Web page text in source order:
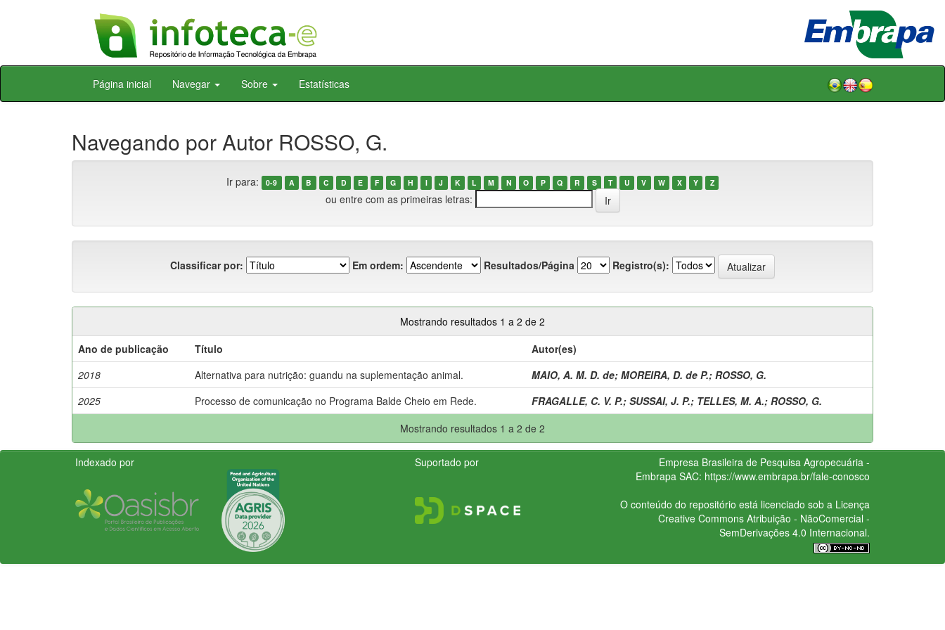
Skip
Página inicial Navegar Sobre Estatísticas
Navegando por Autor ROSSO, G.
Ir para: 0-9 A B C D E F G H I J K L M N O P Q R S T U V W X Y Z
ou entre com as primeiras letras:
Classificar por: Em ordem: Resultados/Página Registro(s):
Mostrando resultados 1 a 2 de 2
Ano de publicação
Título
Autor(es)
2018
Alternativa para nutrição: guandu na suplementação animal. MAIO, A. M. D. de; MOREIRA, D. de P.; ROSSO, G.
2025
Processo de comunicação no Programa Balde Cheio em Rede. FRAGALLE, C. V. P.; SUSSAI, J. P.; TELLES, M. A.; ROSSO, G.
Mostrando resultados 1 a 2 de 2
Indexado por Suportado por
Empresa Brasileira de Pesquisa Agropecuária -
Embrapa SAC: https://www.embrapa.br/fale-conosco
O conteúdo do repositório está licenciado sob a Licença
Creative CommonsAtribuição - NãoComercial -
SemDerivações 4.0 Internacional.